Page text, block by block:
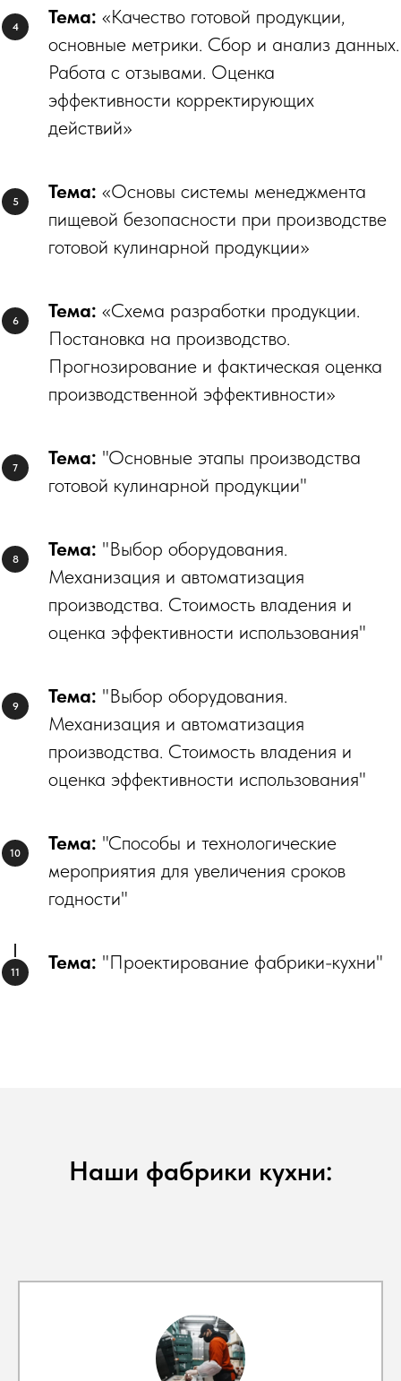
Тема: «Качество готовой продукции,
основные метрики. Сбор и анализ данных.
Работа с отзывами. Оценка
эффективности корректирующих
действий»
Тема: «Основы системы менеджмента
пищевой безопасности при производстве
готовой кулинарной продукции»
Тема: «Схема разработки продукции.
Постановка на производство.
Прогнозирование и фактическая оценка
производственной эффективности»
Тема: "Основные этапы производства
готовой кулинарной продукции"
Тема: "Выбор оборудования.
Механизация и автоматизация
производства. Стоимость владения и
оценка эффективности использования"
Тема: "Выбор оборудования.
Механизация и автоматизация
производства. Стоимость владения и
оценка эффективности использования"
Тема: "Способы и технологические
мероприятия для увеличения сроков
годности"
Тема: "Проектирование фабрики-кухни"
Наши фабрики кухни: